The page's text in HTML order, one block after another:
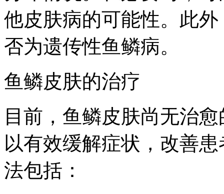
他皮肤病的可能性。此
否为遗传性鱼鳞病。
鱼鳞皮肤的治疗
目前，鱼鳞皮肤尚无治
以有效缓解症状，改善
法包括：